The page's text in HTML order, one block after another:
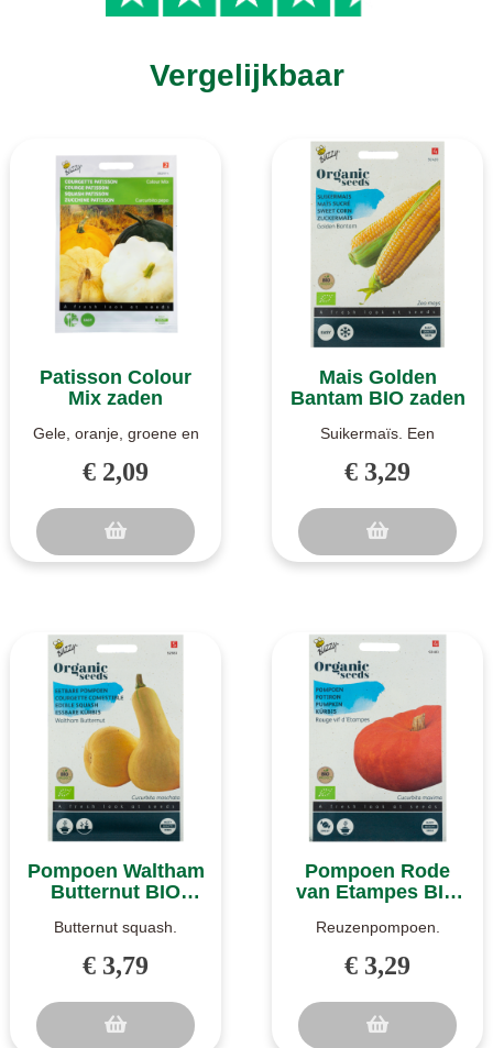
Vergelijkbaar
Patisson Colour
Mix zaden
Gele, oranje, groene en
zitten groene, witte, gele
€ 2,09
Mais Golden
Bantam BIO zaden
Suikermaïs. Een
suikermaïs met mooie
i..
€ 3,29
Pompoen Waltham
Butternut BIO
Butternut squash.
Eetbare fleskalebas met
€ 3,79
Pompoen Rode
van Etampes BIO
Reuzenpompoen.
reuzenpompoen. Rode
€ 3,29